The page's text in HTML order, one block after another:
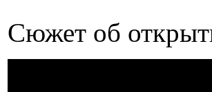
Сюжет об